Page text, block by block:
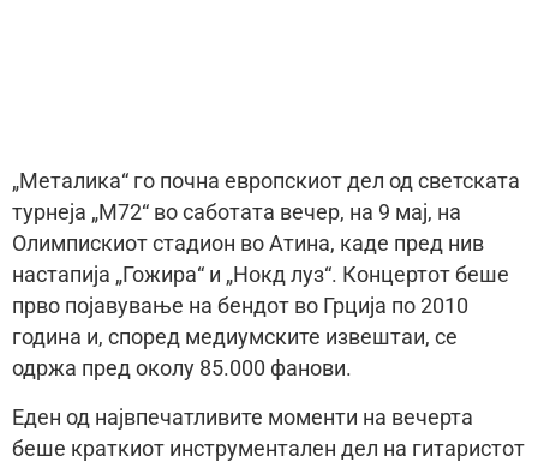
„Металика“ го почна европскиот дел од светската
турнеја „М72“ во саботата вечер, на 9 мај, на
Олимпискиот стадион во Атина, каде пред нив
настапија „Гожира“ и „Нокд луз“. Концертот беше
прво појавување на бендот во Грција по 2010
година и, според медиумските извештаи, се
одржа пред околу 85.000 фанови.
Еден од највпечатливите моменти на вечерта
беше краткиот инструментален дел на гитаристот